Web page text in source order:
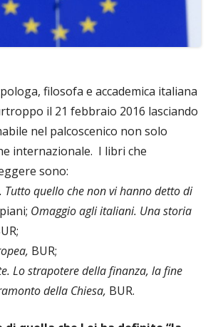
filosofa e accademica italiana
il 21 febbraio 2016 lasciando
nel palcoscenico non solo
internazionale. I libri che
sono:
Tutto quello che non vi hanno detto di
Omaggio agli italiani. Una storia
BUR;
Lo strapotere della finanza, la fine
della Chiesa, BUR.